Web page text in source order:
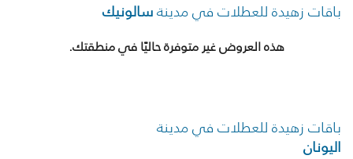
باقات زهيدة للعطلات في مدينةسالونيك
هذه العروض غير متوفرة حاليًا في منطقتك.
باقات زهيدة للعطلات في مدينة
اليونان